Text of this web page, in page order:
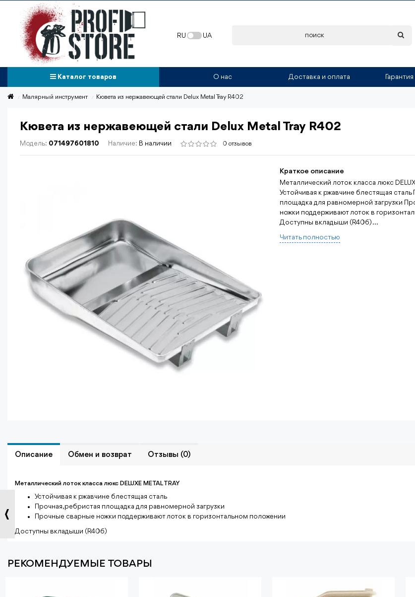
RU UA
Каталог товаров О нас Доставка и оплата
Малярный инструмент Кювета из нержавеющей стали Delux Metal Tray R402
Кювета из нержавеющей стали Delux Metal Tray R402
Модель: 071497601810 Наличие: В наличии 0 отзывов
Краткое описание
Металлический лоток класса люкс
Устойчивая к ржавчине блестящая сталь
площадка для равномерной загрузки
ножки поддерживают лоток в
Доступны вкладыши (R406) ...
Читать полностью
Описание Обмен и возврат Отзывы (0)
Металлический лоток класса люкс DELUXE METAL TRAY
Устойчивая к ржавчине блестящая сталь
Прочная, ребристая площадка для равномерной загрузки
Прочные сварные ножки поддерживают лоток в горизонтальном положении
Доступны вкладыши (R406)
РЕКОМЕНДУЕМЫЕ ТОВАРЫ